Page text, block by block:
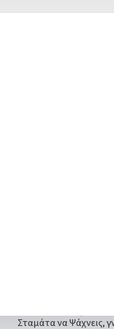
ελαφριά φόρμουλα
σιλικόνης
νερό για να την
Σταμάτα να Ψάχνεις,